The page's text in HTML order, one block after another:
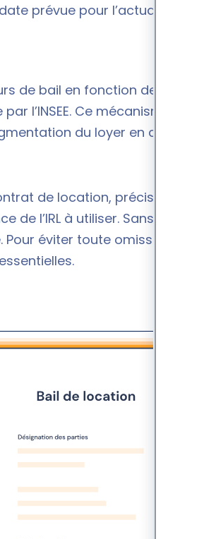
prévue pour l’actualisation.
de bail en fonction de l’évolution
l’INSEE. Ce mécanisme, prévu
du loyer en cours de
de location, précisant la
l’IRL à utiliser. Sans cette
éviter toute omission, mieux